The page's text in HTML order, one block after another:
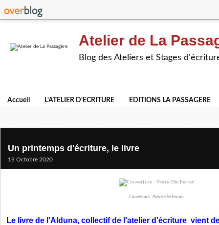
Atelier de La
Blog des Ateliers et Stages
Accueil L'ATELIER D'ECRITURE EDITIONS LA PASSAGERE
Un printemps d'écriture, le livre
19 Octobre 2020
Couverture : Pierre-Elie Ferran
Le livre de l'Alduna, collectif de l'atelier d'écriture vient